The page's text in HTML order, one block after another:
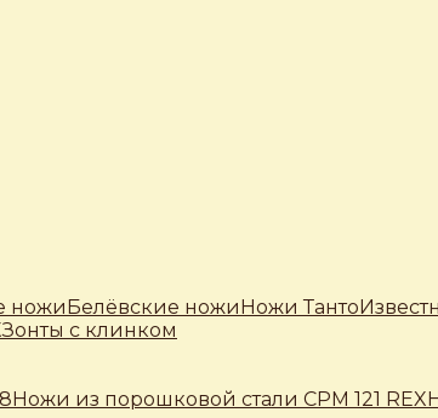
ножиБелёвские ножиНожи Танто
Зонты с клинком
Ножи из порошковой стали CPM 121 REX